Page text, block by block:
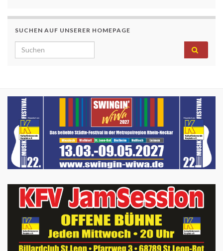
SUCHEN AUF UNSERER HOMEPAGE
Search for: